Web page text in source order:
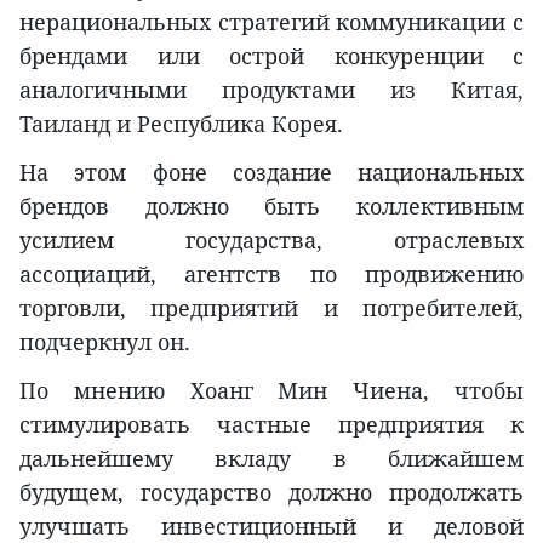
нерациональных стратегий коммуникации с
брендами или острой конкуренции с
аналогичными продуктами из Китая,
Таиланд и Республика Корея.
На этом фоне создание национальных
брендов должно быть коллективным
усилием государства, отраслевых
ассоциаций, агентств по продвижению
торговли, предприятий и потребителей,
подчеркнул он.
По мнению Хоанг Мин Чиена, чтобы
стимулировать частные предприятия к
дальнейшему вкладу в ближайшем
будущем, государство должно продолжать
улучшать инвестиционный и деловой